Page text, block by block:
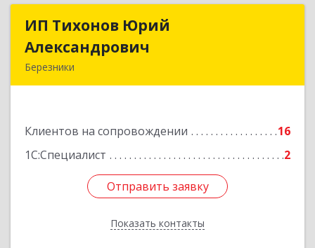
ИП Тихонов Юрий
Александрович
Березники
Клиентов на сопровождении
16
1С:Специалист
2
Отправить заявку
Показать контакты
ИП Тихонов Юрий
Подробнее
Отправить заявку
Назад